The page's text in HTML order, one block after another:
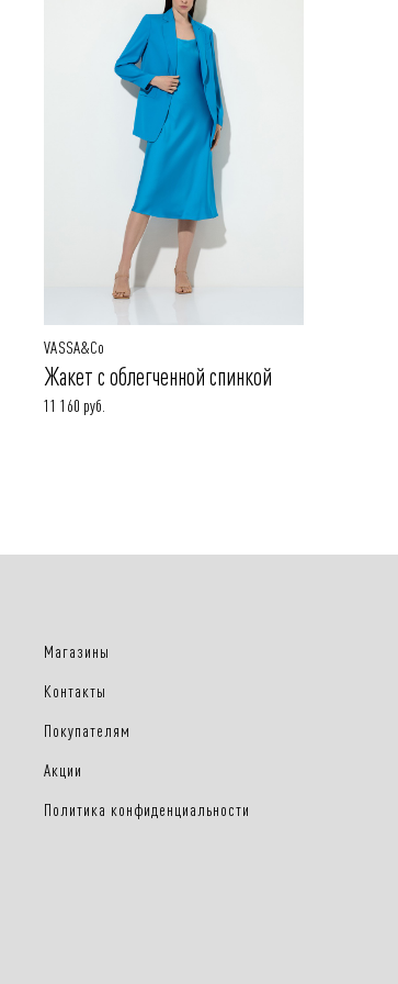
VASSA&Co
Жакет с облегченной спинкой
11 160 руб.
Магазины
Контакты
Покупателям
Акции
Политика конфиденциальности